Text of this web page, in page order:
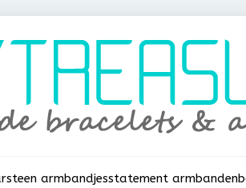
armbandjesstatement armbanden